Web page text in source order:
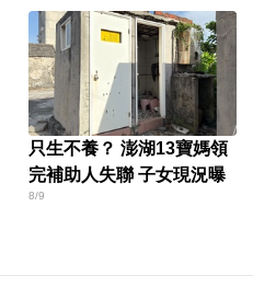
只生不養？ 澎湖13寶媽領
完補助人失聯 子女現況曝
8/9